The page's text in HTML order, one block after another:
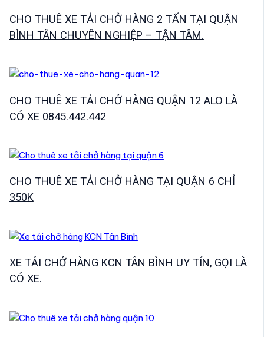
CHO THUÊ XE TẢI CHỞ HÀNG 2 TẤN TẠI QUẬN
BÌNH TÂN CHUYÊN NGHIỆP – TẬN TÂM.
CHO THUÊ XE TẢI CHỞ HÀNG QUẬN 12 ALO LÀ
CÓ XE 0845.442.442
CHO THUÊ XE TẢI CHỞ HÀNG TẠI QUẬN 6 CHỈ
350K
XE TẢI CHỞ HÀNG KCN TÂN BÌNH UY TÍN, GỌI LÀ
CÓ XE.